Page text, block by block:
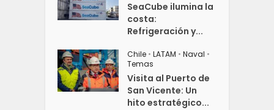
SeaCube ilumina la
costa:
Refrigeración y...
Chile • LATAM • Naval •
Temas
Visita al Puerto de
San Vicente: Un
hito estratégico...